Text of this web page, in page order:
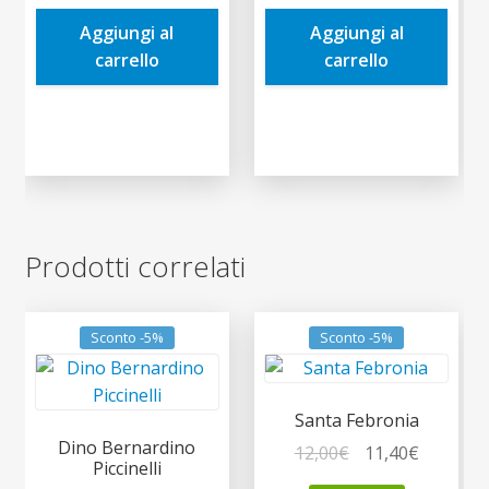
era:
7,00€.
è:
Aggiungi al
carrello
era:
3,50€.
è:
Aggiungi al
carrello
Prodotti correlati
Sconto -5%
Dino Bernardino
Piccinelli
Sconto -5%
Santa Febronia
12,00€
prezzo
11,40€Il